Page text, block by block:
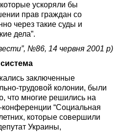
ускоряли бы
прав граждан со
через такие суды и
дела”.
№86, 14 червня 2001 р)
заключенные
трудовой колонии, были
что многие решились на
“Социальная
которые совершили
Украины,